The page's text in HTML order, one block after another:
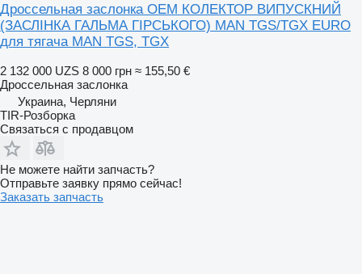
Дроссельная заслонка OEM КОЛЕКТОР ВИПУСКНИЙ
(ЗАСЛІНКА ГАЛЬМА ГІРСЬКОГО) MAN TGS/TGX EURO
для тягача MAN TGS, TGX
2 132 000 UZS 8 000 грн ≈ 155,50 €
Дроссельная заслонка
Украина, Черляни
TIR-Розборка
Связаться с продавцом
Не можете найти запчасть?
Отправьте заявку прямо сейчас!
Заказать запчасть